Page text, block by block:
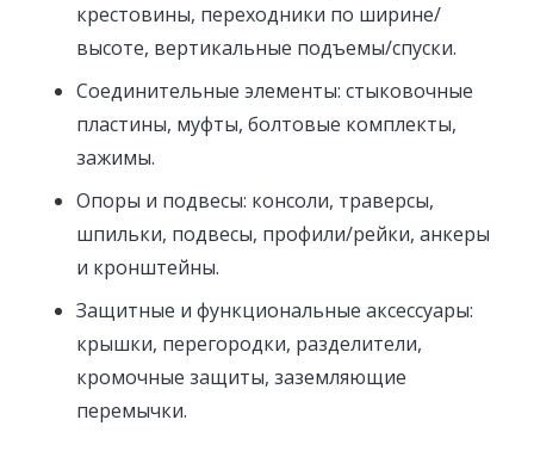
крестовины, переходники по ширине/
высоте, вертикальные подъемы/спуски.
Соединительные элементы: стыковочные
пластины, муфты, болтовые комплекты,
зажимы.
Опоры и подвесы: консоли, траверсы,
шпильки, подвесы, профили/рейки, анкеры
и кронштейны.
Защитные и функциональные аксессуары:
крышки, перегородки, разделители,
кромочные защиты, заземляющие
перемычки.